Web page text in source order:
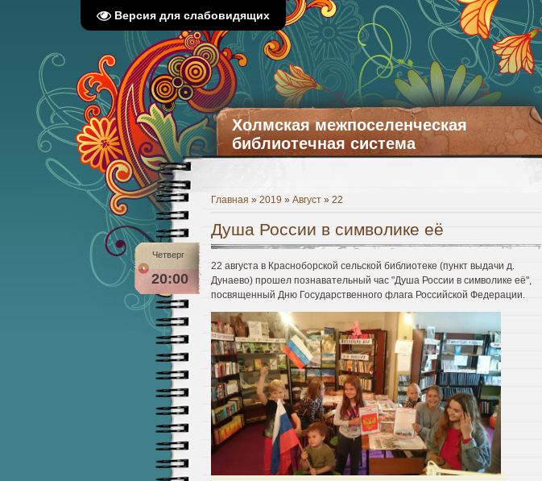
Версия для слабовидящих
Холмская межпоселенческая
библиотечная система
Главная » 2019 » Август » 22
Душа России в символике её
Четверг
20:00
22 августа в Красноборской сельской библиотеке (пункт выдачи д.
Дунаево) прошел познавательный час "Душа России в символике её",
посвященный Дню Государственного флага Российской Федерации.